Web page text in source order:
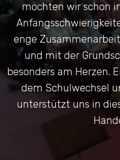
möchten wir schon
enge
und mit der
besonders am Herzen.
dem Schulwechsel
unterstützt uns in